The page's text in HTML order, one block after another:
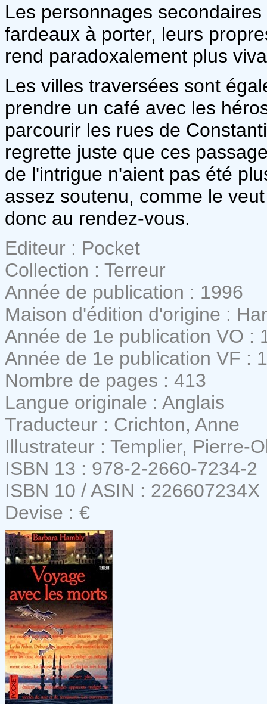
Les personnages
fardeaux à porter, leurs
rend paradoxalement plus
Les villes traversées sont
prendre un café avec les
parcourir les rues de
regrette juste que ces
de l'intrigue n'aient pas été
assez soutenu, comme le
donc au rendez-vous.
Editeur : Pocket
Collection : Terreur
Année de publication : 1996
Maison d'édition d'origine :
Année de 1e publication VO :
Année de 1e publication VF :
Nombre de pages : 413
Langue originale : Anglais
Traducteur : Crichton, Anne
Illustrateur : Templier, Pierre-
ISBN 13 : 978-2-2660-7234-2
ISBN 10 / ASIN : 226607234X
Devise : €